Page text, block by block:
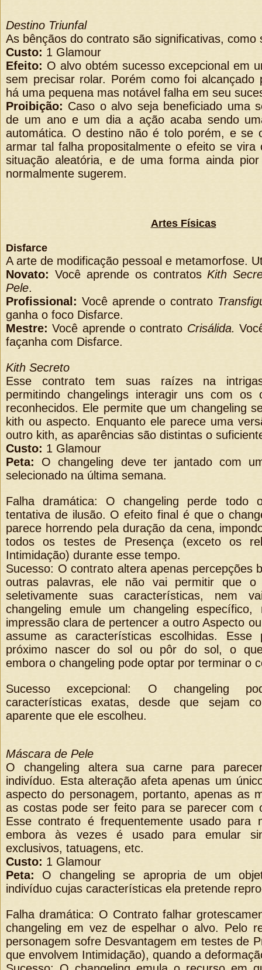
Destino Triunfal
As bênçãos do contrato são significativas, como
Custo: 1 Glamour
Efeito: O alvo obtém sucesso excepcional em
sem precisar rolar. Porém como foi alcançado
há uma pequena mas notável falha em seu
Proibição: Caso o alvo seja beneficiado uma
de um ano e um dia a ação acaba sendo
automática. O destino não é tolo porém, e se
armar tal falha propositalmente o efeito se vira
situação aleatória, e de uma forma ainda
normalmente sugerem.
Artes Físicas
Disfarce
A arte de modificação pessoal e metamorfose.
Novato: Você aprende os contratosKith
Pele.
Profissional: Você aprende o contrato
ganha o foco Disfarce.
Mestre: Você aprende o contrato Crisálida.
façanha com Disfarce.
Kith Secreto
Esse contrato tem suas raízes na
permitindo changelings interagir uns com os
reconhecidos. Ele permite que um changeling
kith ou aspecto. Enquanto ele parece uma
outro kith, as aparências são distintas o
Custo: 1 Glamour
Peta: O changeling deve ter jantado com
selecionado na última semana.
Falha dramática: O changeling perde todo
tentativa de ilusão. O efeito final é que o
parece horrendo pela duração da cena,
todos os testes de Presença (exceto os
Intimidação) durante esse tempo.
Sucesso: O contrato altera apenas percepções
outras palavras, ele não vai permitir que o
seletivamente suas características, nem
changeling emule um changeling
impressão clara de pertencer a outro Aspecto
assume as características escolhidas.
próximo nascer do sol ou pôr do sol, o
embora o changeling pode optar por terminar o
Sucesso excepcional: O changeling
características exatas, desde que sejam
aparente que ele escolheu.
Máscara de Pele
O changeling altera sua carne para
indivíduo. Esta alteração afeta apenas um
aspecto do personagem, portanto, apenas as
as costas pode ser feito para se parecer com
Esse contrato é frequentemente usado para
embora às vezes é usado para emular
exclusivos, tatuagens, etc.
Custo: 1 Glamour
Peta: O changeling se apropria de um
indivíduo cujas características ela pretende
Falha dramática: O Contrato falhar
changeling em vez de espelhar o alvo. Pelo
personagem sofre Desvantagem em testes de
que envolvem Intimidação), quando a